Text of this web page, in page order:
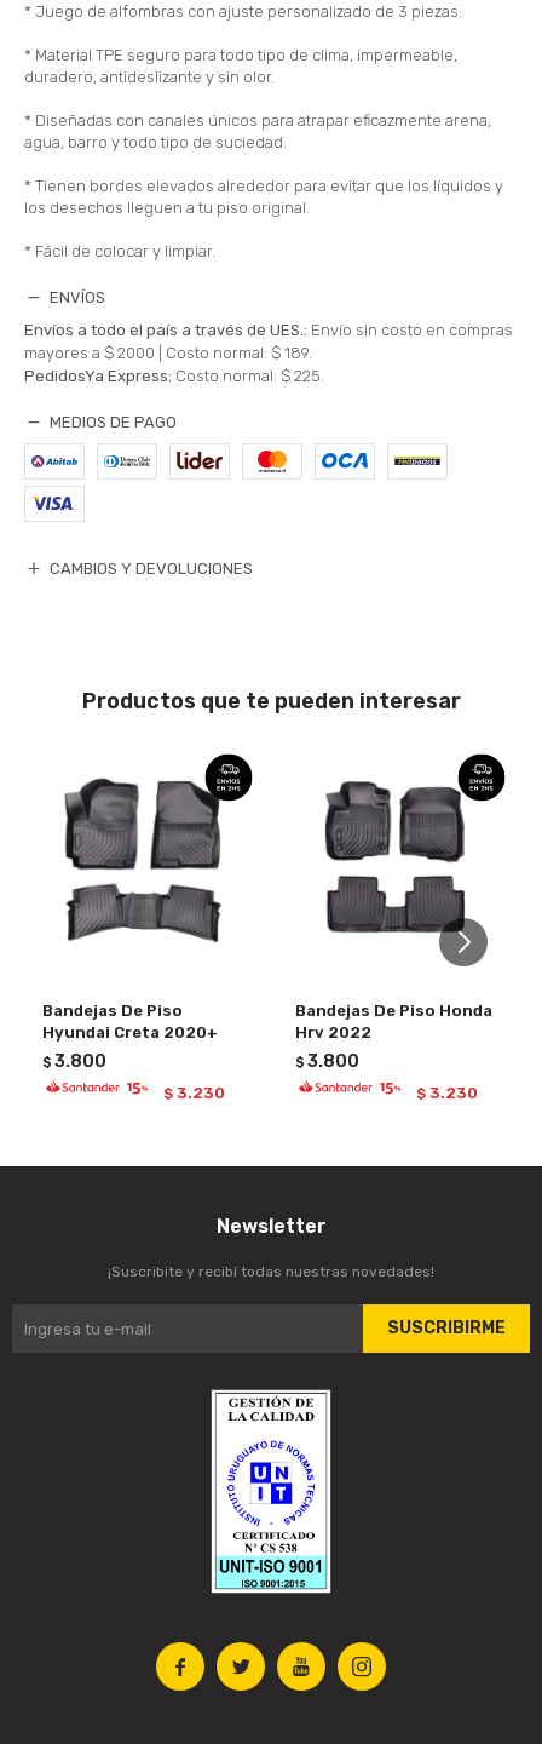
* Juego de alfombras con ajuste personalizado de 3 piezas.
* Material TPE seguro para todo tipo de clima, impermeable,
duradero, antideslizante y sin olor.
* Diseñadas con canales únicos para atrapar eficazmente arena,
agua, barro y todo tipo de suciedad.
* Tienen bordes elevados alrededor para evitar que los líquidos y
los desechos lleguen a tu piso original.
* Fácil de colocar y limpiar.
ENVÍOS
Envíos a todo el país a través de UES.: Envío sin costo en compras
mayores a $ 2000 | Costo normal: $ 189.
PedidosYa Express: Costo normal: $ 225.
MEDIOS DE PAGO
CAMBIOS Y DEVOLUCIONES
Productos que te pueden interesar
Bandejas De Piso
Hyundai Creta 2020+
$ 3.800
$ 3.230
Bandejas De Piso Honda
Hrv 2022
$ 3.800
$ 3.230
   
Newsletter
¡Suscribite y recibí todas nuestras novedades!
SUSCRIBIRME